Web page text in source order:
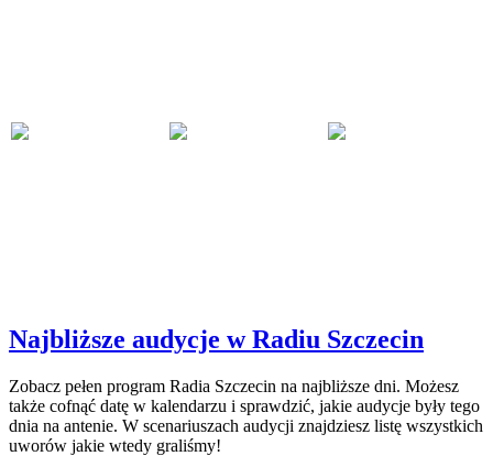
Najbliższe audycje w Radiu Szczecin
Zobacz pełen program Radia Szczecin na najbliższe dni. Możesz
także cofnąć datę w kalendarzu i sprawdzić, jakie audycje były tego
dnia na antenie. W scenariuszach audycji znajdziesz listę wszystkich
uworów jakie wtedy graliśmy!